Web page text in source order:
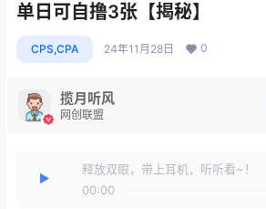
单日可自撸3张【揭秘】
CPS,CPA 24年11月28日 0
揽月听风
网创联盟
释放双眼，带上耳机，听听看~！
00:00